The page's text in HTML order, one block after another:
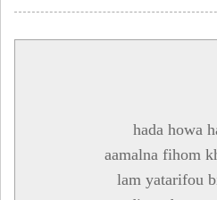
hada howa
aamalna fihom
lam yatarifou